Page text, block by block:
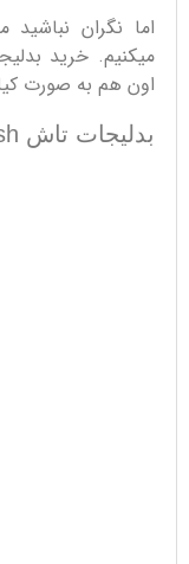
اما نگران نباشید
میکنیم. خرید
اون هم به صورت
بدلیجات تاش Tosh کیلویی